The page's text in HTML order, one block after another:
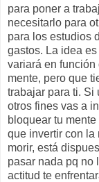
para poner a
necesitarlo para
para los estudios
gastos. La idea
variará en
mente, pero que
trabajar para ti. Si
otros fines vas a
bloquear tu
que invertir con la
morir, está
pasar nada pq no
actitud te